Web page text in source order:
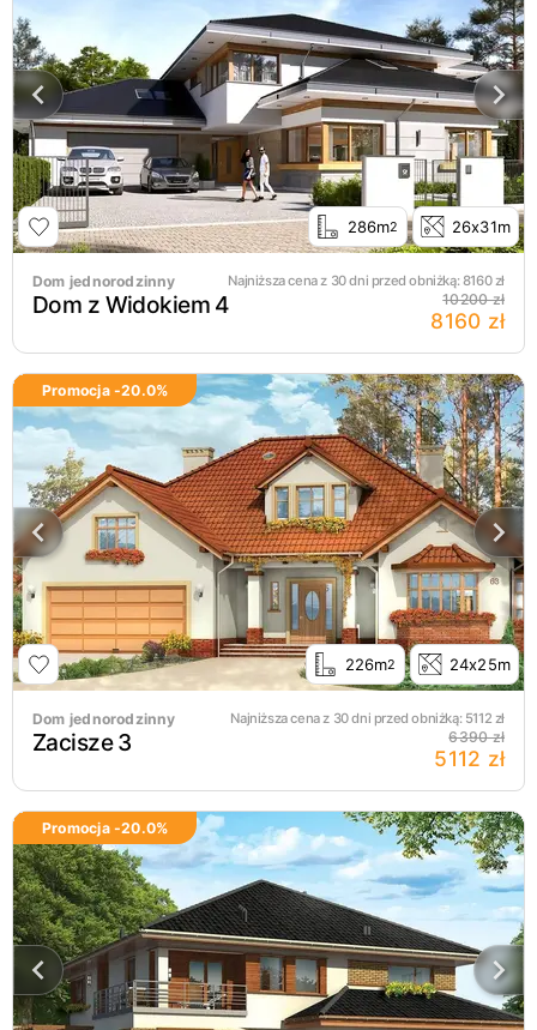
286m2 26x31m
Dom jednorodzinny Najniższa cena z 30 dni przed obniżką:8160zł
Dom z Widokiem 4 10200 zł
8160 zł
Promocja -20.0%
226m2 24x25m
Dom jednorodzinny Najniższa cena z 30 dni przed obniżką: 5112 zł
Zacisze 3 6390 zł
5112 zł
Promocja -20.0%